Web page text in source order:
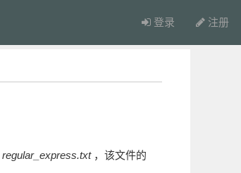
登录 注册
regular_express.txt，该文件的